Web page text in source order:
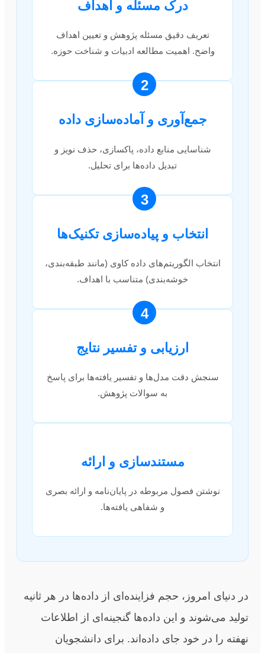
درک مسئله و اهداف
تعریف دقیق مسئله پژوهش و تعیین اهداف
واضح. اهمیت مطالعه ادبیات و شناخت حوزه.
2
جمع‌آوری و آماده‌سازی داده
شناسایی منابع داده، پاکسازی، حذف نویز و
تبدیل داده‌ها برای تحلیل.
3
انتخاب و پیاده‌سازی تکنیک‌ها
انتخاب الگوریتم‌های داده کاوی (مانند طبقه‌بندی،
خوشه‌بندی) متناسب با اهداف.
4
ارزیابی و تفسیر نتایج
سنجش دقت مدل‌ها و تفسیر یافته‌ها برای پاسخ
به سوالات پژوهش.
مستندسازی و ارائه
نوشتن فصول مربوطه در پایان‌نامه و ارائه بصری
و شفاهی یافته‌ها.
در دنیای امروز، حجم فزاینده‌ای از داده‌ها در هر ثانیه
تولید می‌شوند و این داده‌ها گنجینه‌ای از اطلاعات
نهفته را در خود جای داده‌اند. برای دانشجویان